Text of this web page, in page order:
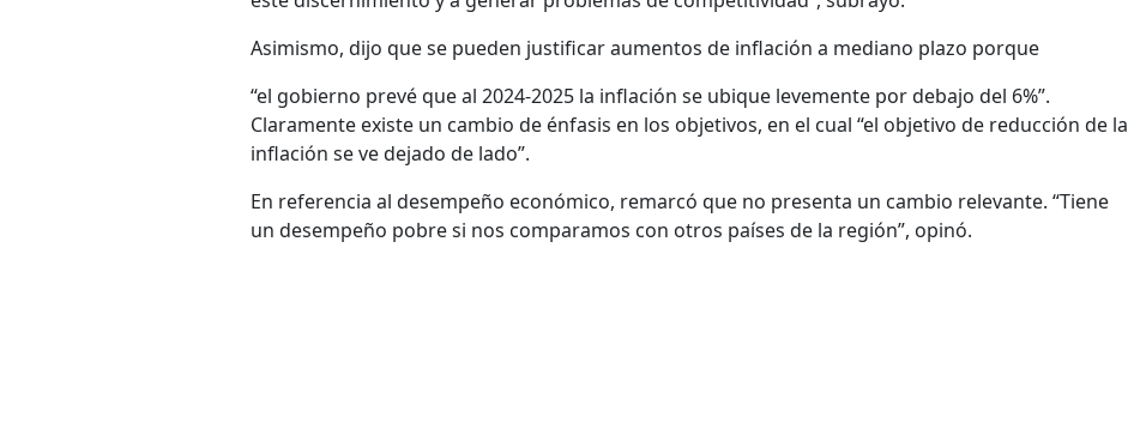
Asimismo, dijo que se pueden justificar aumentos de inflación a mediano plazo porque
“el gobierno prevé que al 2024-2025 la inflación se ubique levemente por debajo del 6%”.
Claramente existe un cambio de énfasis en los objetivos, en el cual “el objetivo de reducción de la
inflación se ve dejado de lado”.
En referencia al desempeño económico, remarcó que no presenta un cambio relevante. “Tiene
un desempeño pobre si nos comparamos con otros países de la región”, opinó.